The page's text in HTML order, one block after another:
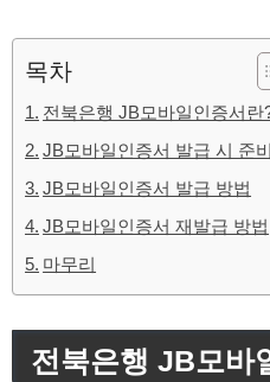
목차
전북은행 JB모바일인증서란
JB모바일인증서 발급 시 준
JB모바일인증서 발급 방법
JB모바일인증서 재발급 방법
마무리
전북은행 JB모바